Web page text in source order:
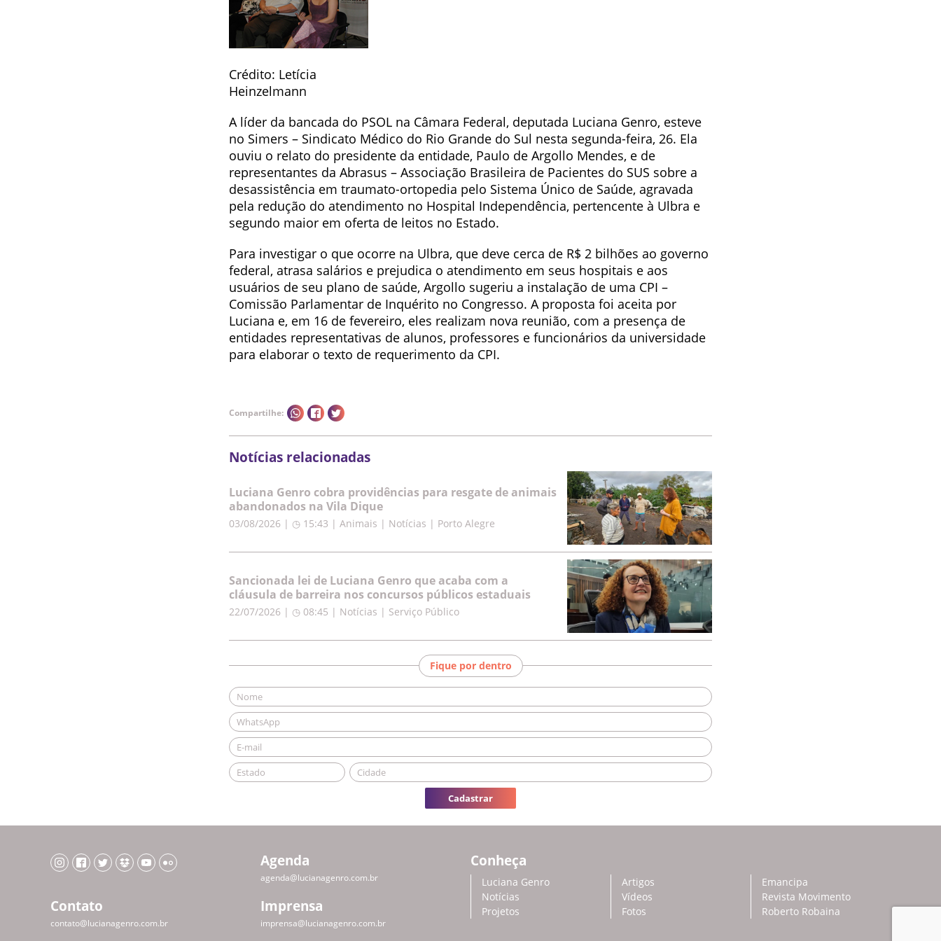
Crédito: Letícia
Heinzelmann
A líder da bancada do PSOL na Câmara Federal, deputada Luciana Genro, esteve
no Simers – Sindicato Médico do Rio Grande do Sul nesta segunda-feira, 26. Ela
ouviu o relato do presidente da entidade, Paulo de Argollo Mendes, e de
representantes da Abrasus – Associação Brasileira de Pacientes do SUS sobre a
desassistência em traumato-ortopedia pelo Sistema Único de Saúde, agravada
pela redução do atendimento no Hospital Independência, pertencente à Ulbra e
segundo maior em oferta de leitos no Estado.
Para investigar o que ocorre na Ulbra, que deve cerca de R$ 2 bilhões ao governo
federal, atrasa salários e prejudica o atendimento em seus hospitais e aos
usuários de seu plano de saúde, Argollo sugeriu a instalação de uma CPI –
Comissão Parlamentar de Inquérito no Congresso. A proposta foi aceita por
Luciana e, em 16 de fevereiro, eles realizam nova reunião, com a presença de
entidades representativas de alunos, professores e funcionários da universidade
para elaborar o texto de requerimento da CPI.
Compartilhe:
Notícias relacionadas
Luciana Genro cobra providências para resgate de animais
abandonados na Vila Dique
03/08/2026 | ◷ 15:43 | Animais | Notícias | Porto Alegre
Sancionada lei de Luciana Genro que acaba com a
cláusula de barreira nos concursos públicos estaduais
22/07/2026 | ◷ 08:45 | Notícias | Serviço Público
Fique por dentro
Cadastrar
Agenda
agenda@lucianagenro.com.br
Contato
contato@lucianagenro.com.br
Imprensa
imprensa@lucianagenro.com.br
Conheça
Luciana Genro
Notícias
Projetos
Artigos
Vídeos
Fotos
Emancipa
Revista Movimento
Roberto Robaina